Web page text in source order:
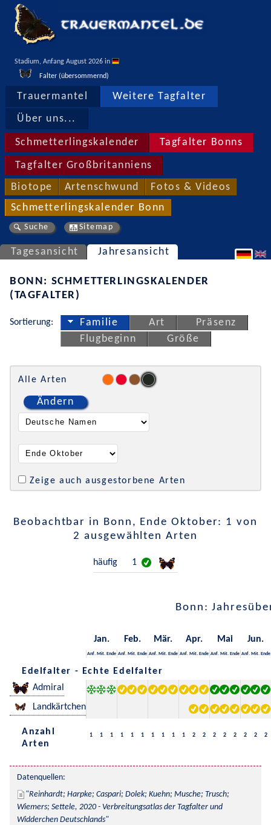
Stadium, Anfang August 2026 in
Falter (übersommernd)
Trauermantel Weitere Tagfalter
Über uns...
Schmetterlingskalender Tagfalter Bonns
Tagfalter Großbritanniens
Biotope Artenschwund Fotos & Videos
Schmetterlingskalender Bonn
Suche Sitemap
Tagesansicht Jahresansicht
BONN: SCHMETTERLINGSKALENDER
(TAGFALTER)
Sortierung: Familie Art
Präsenz
Flugbeginn
Größe
Alle Arten
Ändern
Zeige auch ausgestorbene Arten
Beobachtbar in Bonn, Ende Oktober: 1 von
2 ausgewählten Arten
häufig 1
Bonn:
Jan. Feb. Mär. Apr. Mai Jun.
Anf. Mit. Ende Anf. Mit. Ende Anf. Mit. Ende Anf. Mit. Ende Anf. Mit. Ende Anf. Mit. Ende
Edelfalter - Echte Edelfalter
Admiral
Landkärtchen
Anzahl
Arten
1 1 1 1 1 1 1 1 1 1 2 2 2 2 2 2 2 2
Datenquellen:
Reinhardt; Harpke; Caspari; Dolek; Kuehn; Musche; Trusch;
Wiemers; Settele, 2020 - Verbreitungsatlas der Tagfalter und
Widderchen Deutschlands